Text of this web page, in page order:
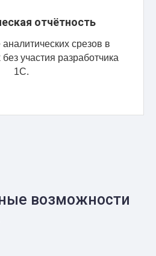
отчётность
срезов в
участия разработчика
1С.
возможности